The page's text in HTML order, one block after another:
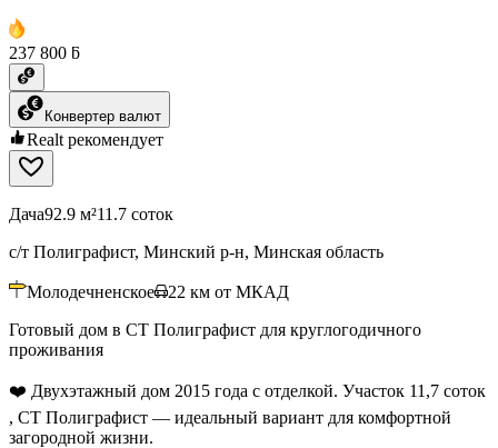
237 800 ƃ
Конвертер валют
Realt рекомендует
Дача92.9 м²11.7 соток
с/т Полиграфист, Минский р-н, Минская область
Молодечненское 22 км от МКАД
Готовый дом в СТ Полиграфист для круглогодичного
проживания
❤️ Двухэтажный дом 2015 года с отделкой. Участок 11,7 соток
, СТ Полиграфист — идеальный вариант для комфортной
загородной жизни.